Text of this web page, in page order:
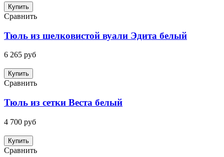
Купить
Сравнить
Тюль из шелковистой вуали Эдита белый
6 265 руб
Купить
Сравнить
Тюль из сетки Веста белый
4 700 руб
Купить
Сравнить